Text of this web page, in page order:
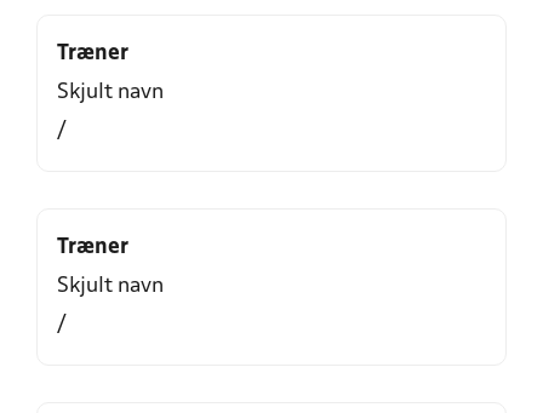
Træner
Skjult navn
/
Træner
Skjult navn
/